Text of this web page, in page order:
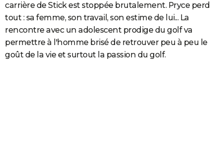
carrière de Stick est stoppée brutalement. Pryce perd
tout : sa femme, son travail, son estime de lui... La
rencontre avec un adolescent prodige du golf va
permettre à l'homme brisé de retrouver peu à peu le
goût de la vie et surtout la passion du golf.